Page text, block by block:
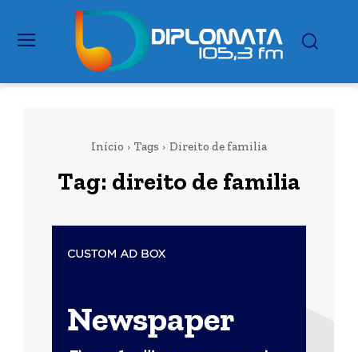
Início Tags Direito de familia
Tag: direito de familia